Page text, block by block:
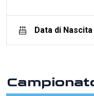
Data di Nascita